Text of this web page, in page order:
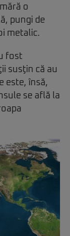
o
pungi de
metalic.
fost
susţin că au
este, însă,
se află la